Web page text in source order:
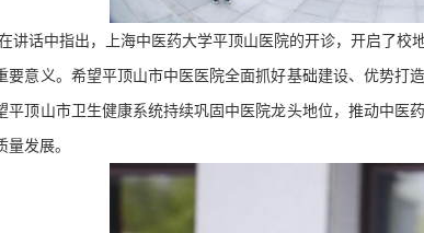
讲话中指出，上海中医药大学平顶山医院的开诊，开启了校
要意义。希望平顶山市中医医院全面抓好基础建设、优势
平顶山市卫生健康系统持续巩固中医院龙头地位，推动中医
量发展。